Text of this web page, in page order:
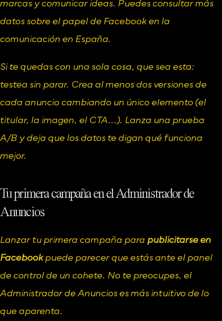
marcas y comunicar ideas. Puedes consultar más
datos sobre el papel de Facebook en la
comunicación en España.
Si te quedas con una sola cosa, que sea esta:
testea sin parar. Crea al menos dos versiones de
cada anuncio cambiando un único elemento (el
titular, la imagen, el CTA...). Lanza una prueba
A/B y deja que los datos te digan qué funciona
mejor.
Tu primera campaña en el Administrador de
Anuncios
Lanzar tu primera campaña para publicitarse en
Facebook puede parecer que estás ante el panel
Administrador de Anuncios es más intuitivo de lo
que aparenta.